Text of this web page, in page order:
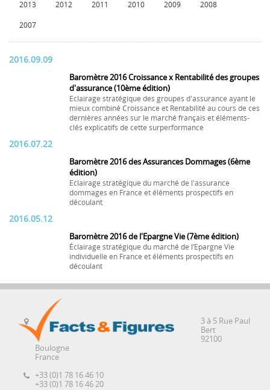
2013 2012 2011 2010 2009 2008
2007
2016.09.09
Baromètre 2016 Croissance x Rentabilité des groupes
d'assurance (10ème édition)
Eclairage stratégique des groupes d'assurance ayant le
mieux combiné Croissance et Rentabilité au cours de ces
dernières années sur le marché français et éléments-
clés explicatifs de cette surperformance
2016.07.22
Baromètre 2016 des Assurances Dommages (6ème
édition)
Eclairage stratégique du marché de l'assurance
dommages en France et éléments prospectifs en
découlant
2016.05.12
Baromètre 2016 de l'Epargne Vie (7ème édition)
Éclairage stratégique du marché de l’Epargne Vie
individuelle en France et éléments prospectifs en
découlant
3 à 5 Rue Paul
Bert
92100
Boulogne
France
+33 (0)1 78 16 46 10
+33 (0)1 78 16 46 20